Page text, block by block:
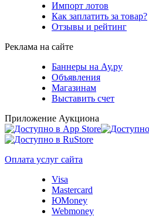
Импорт лотов
Как заплатить за товар?
Отзывы и рейтинг
Реклама на сайте
Баннеры на Ау.ру
Объявления
Магазинам
Выставить счет
Приложение Аукциона
Оплата услуг сайта
Visa
Mastercard
ЮMoney
Webmoney